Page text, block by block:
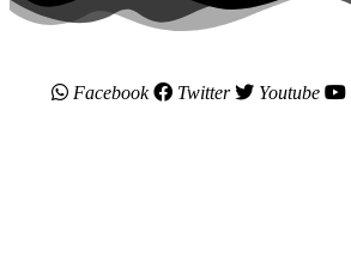
Facebook Twitter Youtube